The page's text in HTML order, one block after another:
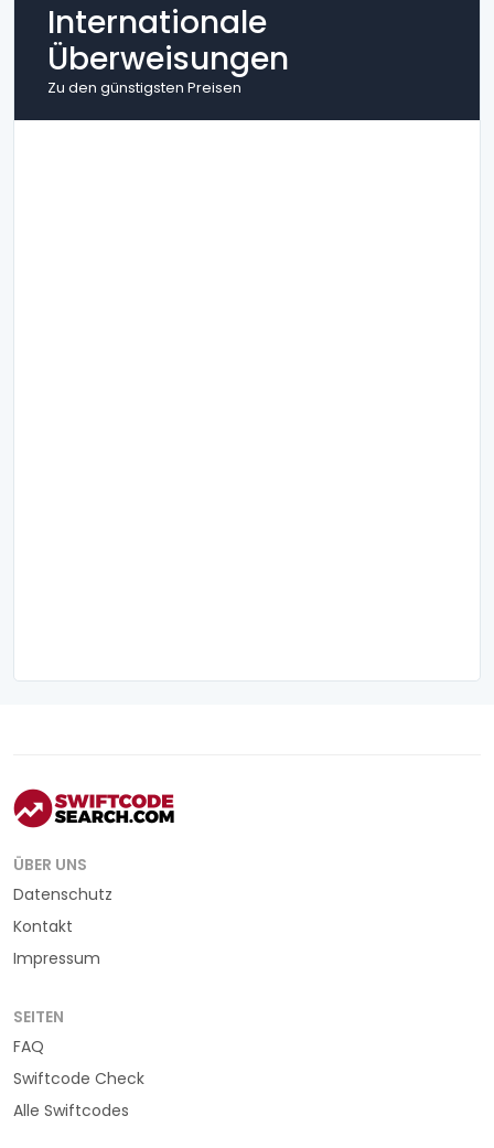
Internationale
Überweisungen
Zu den günstigsten Preisen
ÜBER UNS
Datenschutz
Kontakt
Impressum
SEITEN
FAQ
Swiftcode Check
Alle Swiftcodes